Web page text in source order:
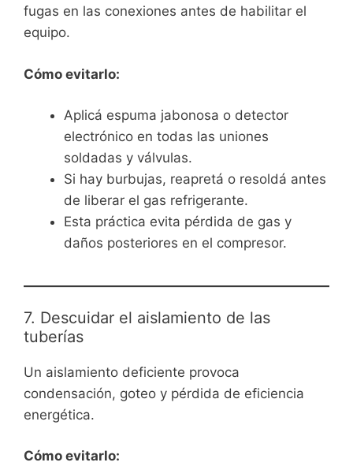
fugas en las conexiones antes de habilitar el
equipo.
Cómo evitarlo:
Aplicá espuma jabonosa o detector
electrónico en todas las uniones
soldadas y válvulas.
Si hay burbujas, reapretá o resoldá antes
de liberar el gas refrigerante.
Esta práctica evita pérdida de gas y
daños posteriores en el compresor.
7. Descuidar el aislamiento de las
tuberías
Un aislamiento deficiente provoca
condensación, goteo y pérdida de eficiencia
energética.
Cómo evitarlo: